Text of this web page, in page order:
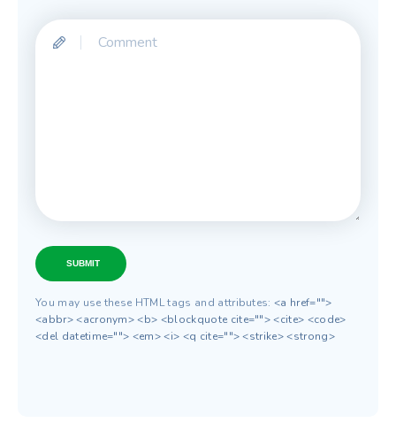
SUBMIT
You may use these HTML tags and attributes:<a href="">
<abbr> <acronym> <b> <blockquote cite=""> <cite> <code>
<del datetime=""> <em> <i> <q cite=""> <strike> <strong>